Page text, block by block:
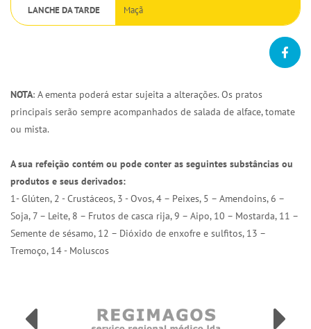
LANCHE DA TARDE Maçã
NOTA: A ementa poderá estar sujeita a alterações. Os pratos
principais serão sempre acompanhados de salada de alface, tomate
ou mista.
A sua refeição contém ou pode conter as seguintes substâncias ou
produtos e seus derivados:
1- Glúten, 2 - Crustáceos, 3 - Ovos, 4 – Peixes, 5 – Amendoins, 6 –
Soja, 7 – Leite, 8 – Frutos de casca rija, 9 – Aipo, 10 – Mostarda, 11 –
Semente de sésamo, 12 – Dióxido de enxofre e sulfitos, 13 –
Tremoço, 14 - Moluscos